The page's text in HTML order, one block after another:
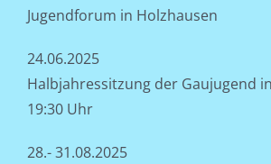
Jugendforum in Holzhausen
24.06.2025
Halbjahressitzung der Gaujugend
19:30 Uhr
28.- 31.08.2025